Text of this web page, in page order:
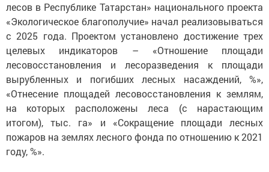
лесов в Республике Татарстан» национального проекта
«Экологическое благополучие» начал реализовываться
с 2025 года. Проектом установлено достижение трех
целевых индикаторов – «Отношение площади
лесовосстановления и лесоразведения к площади
вырубленных и погибших лесных насаждений, %»,
«Отнесение площадей лесовосстановления к землям,
на которых расположены леса (с нарастающим
итогом), тыс. га» и «Сокращение площади лесных
пожаров на землях лесного фонда по отношению к 2021
году, %».